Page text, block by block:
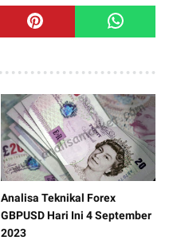
Analisa Teknikal Forex
GBPUSD Hari Ini 4 September
2023